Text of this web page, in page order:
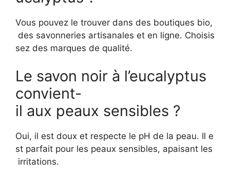
Vous pouvez le trouver dans des boutiques bio,
des savonneries artisanales et en ligne. Choisis
sez des marques de qualité.
Le savon noir à l’eucalyptus
convient-
il aux peaux sensibles ?
Oui, il est doux et respecte le pH de la peau. Il e
st parfait pour les peaux sensibles, apaisant les
irritations.